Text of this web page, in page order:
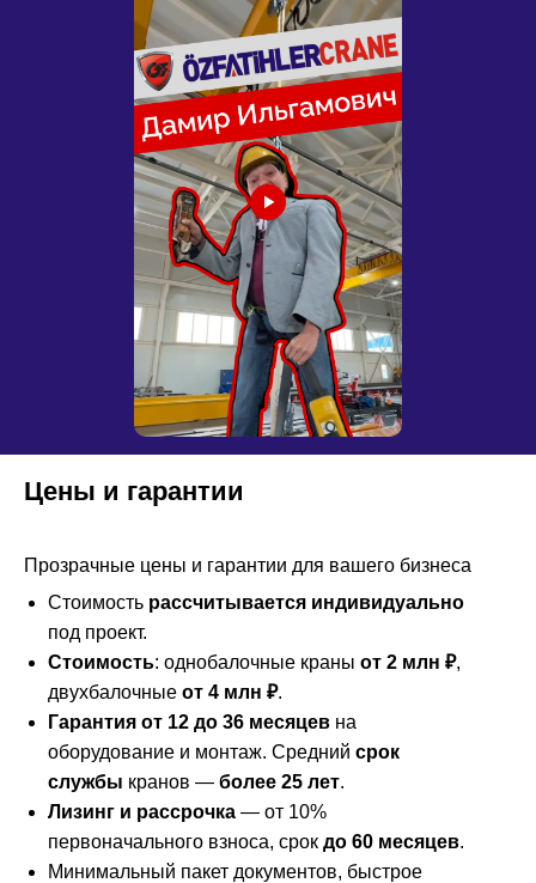
Цены и гарантии
Стоимость рассчитывается индивидуально
под проект.
Стоимость: однобалочные краны от 2 млн ₽,
двухбалочные от 4 млн ₽.
Гарантия от 12 до 36 месяцев на
оборудование и монтаж. Средний срок
службы кранов — более 25 лет.
Лизинг и рассрочка — от 10%
первоначального взноса, срок до 60 месяцев.
Минимальный пакет документов, быстрое
Прозрачные цены и гарантии для вашего бизнеса